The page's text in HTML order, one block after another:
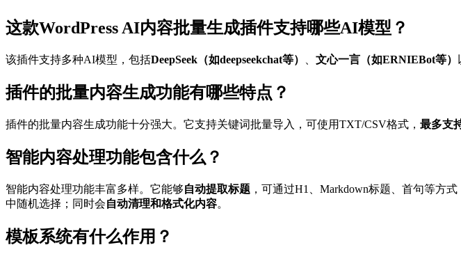
这款WordPress AI内容批量生成插件支持哪些AI模型？
该插件支持多种AI模型，包括DeepSeek（如deepseekchat等） 文心一言（如ERNIEBot等）
插件的批量内容生成功能有哪些特点？
插件的批量内容生成功能十分强大。它支持关键词批量导入，可使用TXT/CSV格式， 最多支
智能内容处理功能包含什么？
智能内容处理功能丰富多样。它能够自动提取标题 ，可通过H1、Markdown标题、首句等方式
中随机选择；同时会自动清理和格式化内容。
模板系统有什么作用？